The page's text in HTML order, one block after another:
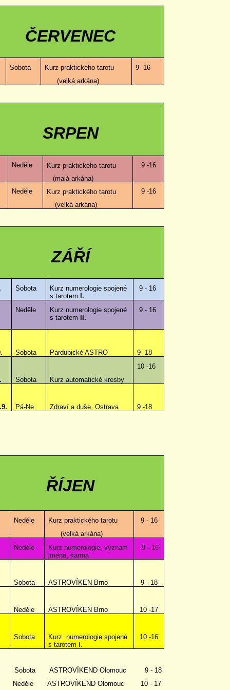
ČERVENEC
Sobota
Kurz praktického tarotu
(velká arkána)
9 -16
SRPEN
Neděle
Kurz praktického tarotu
(malá arkána)
9 -16
Neděle
Kurz praktického tarotu
(velká arkána)
9 -16
ZÁŘÍ
Sobota
Kurz numerologie spojené
s tarotemI.
9 - 16
Neděle
Kurz numerologie spojené
s tarotemII.
9 - 16
Sobota Pardubické ASTRO 9 -18
Sobota Kurz automatické kresby
10 -16
Pá-Ne Zdraví a duše, Ostrava 9 -18
ŘÍJEN
Neděle
Kurz praktického tarotu
(velká arkána)
9 - 16
Neděle
Kurz numerologie, význam
jména, karma
9 - 16
Sobota ASTROVÍKEN Brno 9 - 18
Neděle ASTROVÍKEN Brno 10 -17
Sobota
Kurz numerologie spojené
s tarotem I.
10 -16
Sobota ASTROVÍKEND Olomouc 9 - 18
Neděle ASTROVÍKEND Olomouc 10 - 17